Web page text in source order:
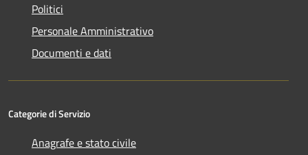
Politici
Personale Amministrativo
Documenti e dati
Categorie di Servizio
Anagrafe e stato civile